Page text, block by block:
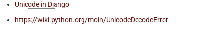
Unicode in Django
https://wiki.python.org/moin/UnicodeDecodeError